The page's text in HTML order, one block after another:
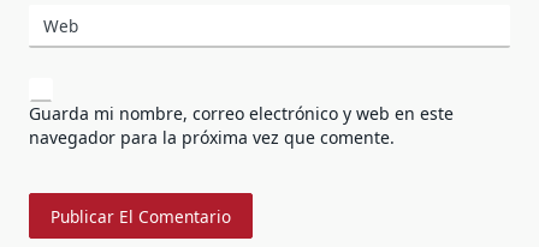
Web
Guarda mi nombre, correo electrónico y web en este
navegador para la próxima vez que comente.